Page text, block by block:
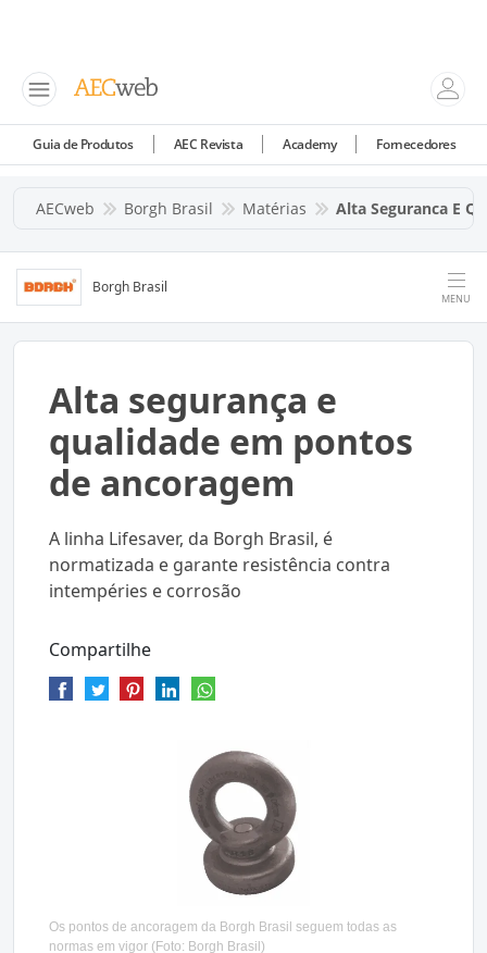
Guia de Produtos AEC Revista Academy Fornecedores
AECweb Borgh Brasil Matérias Alta Seguranca E
Borgh Brasil
MENU
Alta segurança e
qualidade em pontos
de ancoragem
A linha Lifesaver, da Borgh Brasil, é
normatizada e garante resistência contra
intempéries e corrosão
Compartilhe
Os pontos de ancoragem da Borgh Brasil seguem todas as
normas em vigor (Foto: Borgh Brasil)